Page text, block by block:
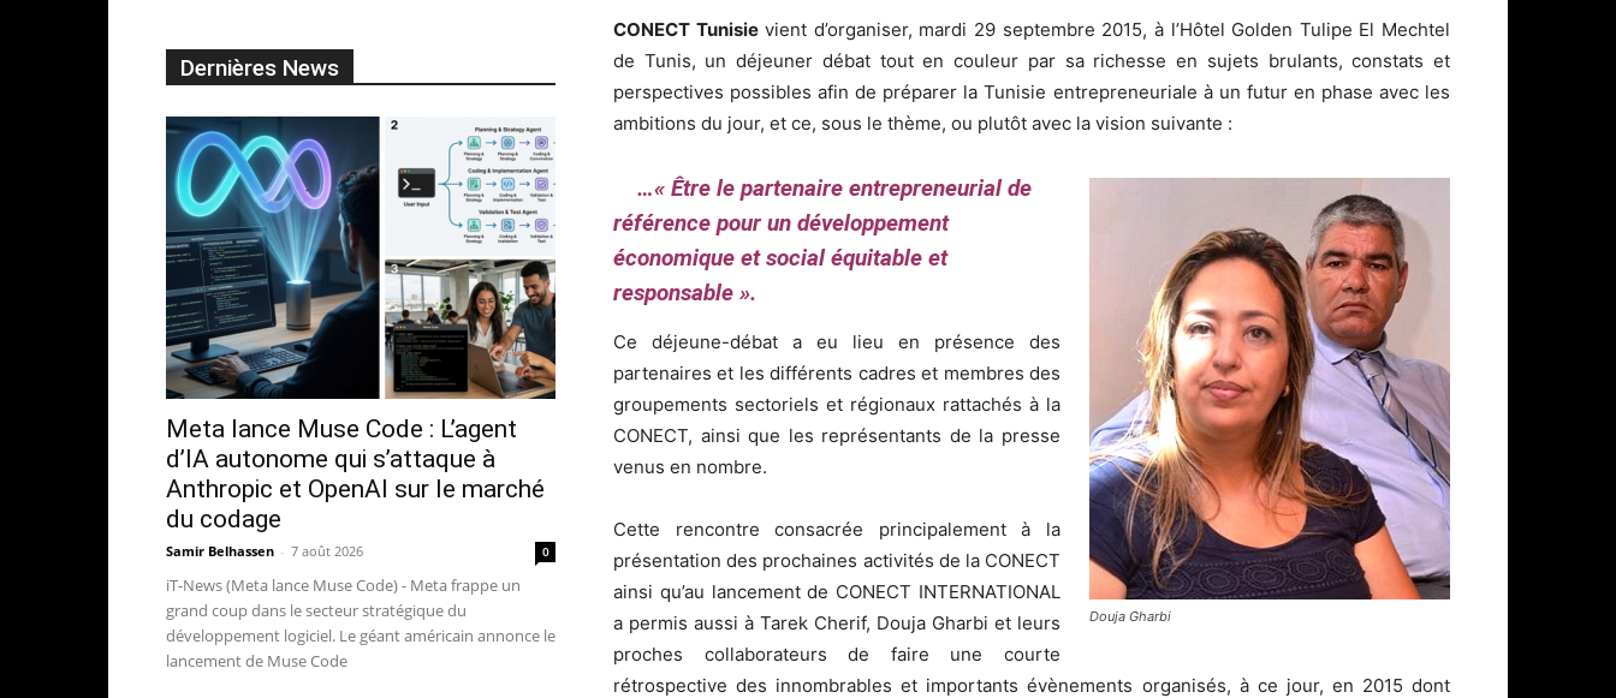
CONECT Tunisievient d’organiser, mardi 29 septembre 2015, à l’Hôtel Golden Tulipe El Mechtel
de Tunis, un déjeuner débat tout en couleur par sa richesse en sujets brulants, constats et
perspectives possibles afin de préparer la Tunisie entrepreneuriale à un futur en phase avec les
ambitions du jour, et ce, sous le thème, ou plutôt avec la vision suivante :
Douja Gharbi
…« Être le partenaire entrepreneurial de
référence pour un développement
économique et social équitable et
responsable ».
Ce déjeune-débat a eu lieu en présence des
partenaires et les différents cadres et membres des
groupements sectoriels et régionaux rattachés à la
CONECT, ainsi que les représentants de la presse
venus en nombre.
Cette rencontre consacrée principalement à la
présentation des prochaines activités de la CONECT
ainsi qu’au lancement de CONECT INTERNATIONAL
a permis aussi à Tarek Cherif, Douja Gharbi et leurs
proches collaborateurs de faire une courte
rétrospective des innombrables et importants évènements organisés, à ce jour, en 2015 dont
Dernières News
Meta lance Muse Code : L’agent
d’IA autonome qui s’attaque à
Anthropic et OpenAI sur le marché
du codage
Samir Belhassen - 7 août 2026 0
iT-News (Meta lance Muse Code) - Meta frappe un
grand coup dans le secteur stratégique du
développement logiciel. Le géant américain annonce le
lancement de Muse Code